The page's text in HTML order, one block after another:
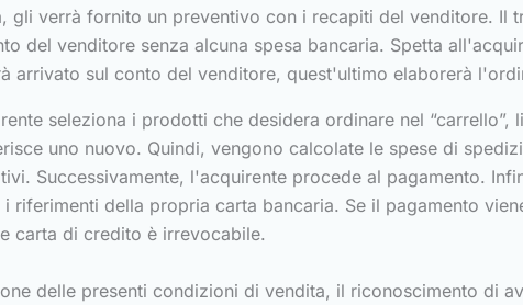
gli verrà fornito un preventivo con i recapiti del venditore. Il
del venditore senza alcuna spesa bancaria. Spetta
arrivato sul conto del venditore, quest'ultimo elaborerà
seleziona i prodotti che desidera ordinare nel
uno nuovo. Quindi, vengono calcolate le spese di
Successivamente, l'acquirente procede al pagamento.
riferimenti della propria carta bancaria. Se il pagamento
carta di credito è irrevocabile.
delle presenti condizioni di vendita, il riconoscimento di